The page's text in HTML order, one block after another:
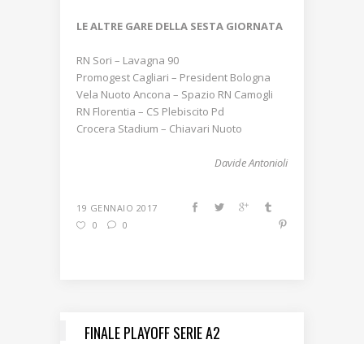
LE ALTRE GARE DELLA SESTA GIORNATA
RN Sori – Lavagna 90
Promogest Cagliari – President Bologna
Vela Nuoto Ancona – Spazio RN Camogli
RN Florentia – CS Plebiscito Pd
Crocera Stadium – Chiavari Nuoto
Davide Antonioli
19 GENNAIO 2017
0
0
FINALE PLAYOFF SERIE A2